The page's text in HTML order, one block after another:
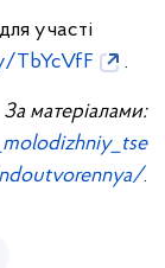
участі
TbYcVfF .
За матеріалами:
molodizhniy_ tse
/.